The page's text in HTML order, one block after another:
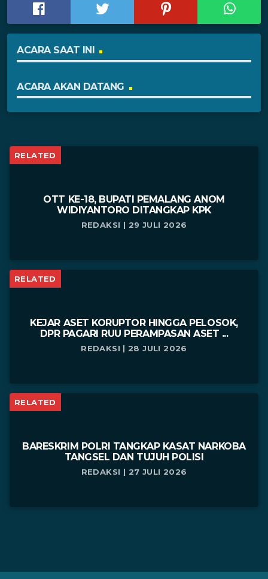
ACARA SAAT INI
ACARA AKAN DATANG
RELATED
OTT KE-18, BUPATI PEMALANG ANOM
WIDIYANTORO DITANGKAP KPK
REDAKSI | 29 JULI 2026
RELATED
KEJAR ASET KORUPTOR HINGGA PELOSOK,
DPR PAGARI RUU PERAMPASAN ASET ...
REDAKSI | 28 JULI 2026
RELATED
BARESKRIM POLRI TANGKAP KASAT NARKOBA
TANGSEL DAN TUJUH POLISI
REDAKSI | 27 JULI 2026